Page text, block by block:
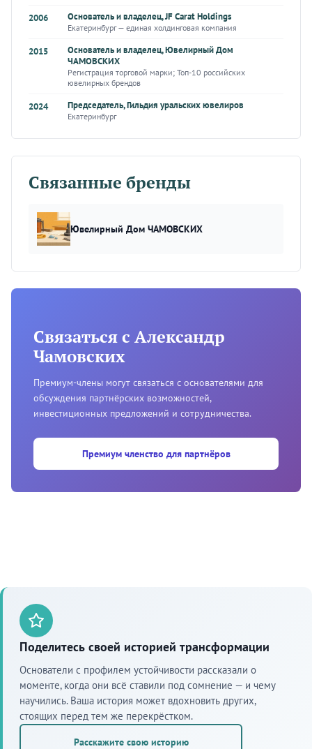
2006 Основатель и владелец, JF Carat Holdings
Екатеринбург — единая холдинговая компания
2015
Основатель и владелец, Ювелирный Дом
ЧАМОВСКИХ
Регистрация торговой марки; Топ-10 российских
ювелирных брендов
2024 Председатель, Гильдия уральских ювелиров
Екатеринбург
Связанные бренды
Ювелирный Дом ЧАМОВСКИХ
Связаться с Александр
Чамовских
Премиум-члены могут связаться с основателями для
обсуждения партнёрских возможностей,
инвестиционных предложений и сотрудничества.
Премиум членство для партнёров
Поделитесь своей историей трансформации
Основатели с профилем устойчивости рассказали о
моменте, когда они всё ставили под сомнение — и чему
научились. Ваша история может вдохновить других,
стоящих перед тем же перекрёстком.
Расскажите свою историю